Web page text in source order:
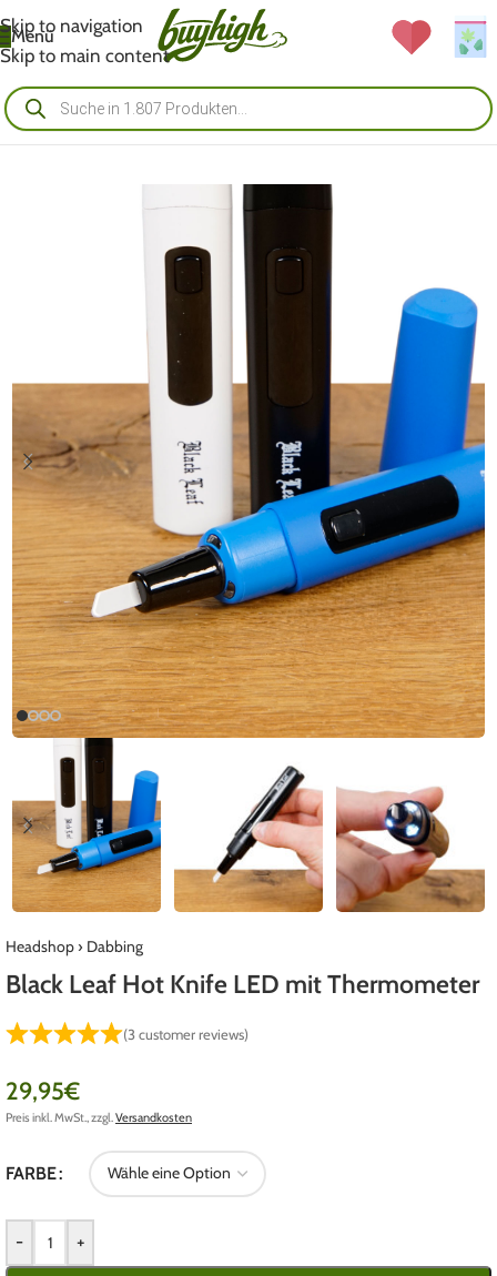
Skip to navigation
Skip to main content
Menü
Headshop› Dabbing
Black Leaf Hot Knife LED mit Thermometer
(3customer reviews)
29,95€
Preis inkl. MwSt., zzgl. Versandkosten
FARBE
- +